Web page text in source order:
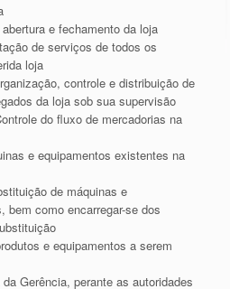
e fechamento da loja
de serviços de todos os
loja
controle e distribuição de
da loja sob sua supervisão
do fluxo de mercadorias na
e equipamentos existentes na
de máquinas e
bem como encarregar-se dos
e equipamentos a serem
Gerência, perante as autoridades